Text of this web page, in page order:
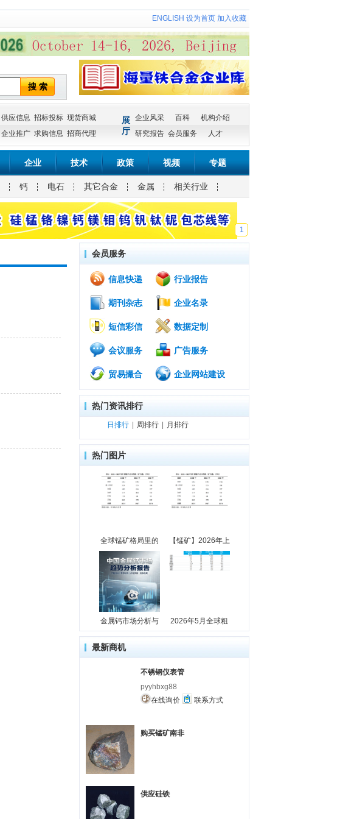
ENGLISH 设为首页 加入收藏
搜 索
供应信息 招标投标 现货商城
企业推广 求购信息 招商代理
展
厅
企业风采 百科
机构介绍
研究报告 会员服务 人才
企业 技术 政策 视频 专题
钙 电石 其它合金 金属 相关行业
1
会员服务
信息快递 行业报告
期刊杂志 企业名录
短信彩信 数据定制
会议服务 广告服务
贸易撮合 企业网站建设
热门资讯排行
日排行 周排行 月排行
热门图片
全球锰矿格局里的 【锰矿】2026年上
金属钙市场分析与 2026年5月全球粗
最新商机
不锈钢仪表管
pyyhbxg88
在线询价
联系方式
购买锰矿南非
供应硅铁